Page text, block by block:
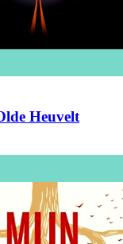
Heuvelt